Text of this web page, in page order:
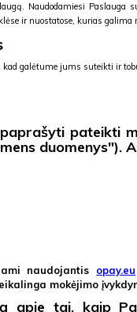
Naudodamiesi
ir nuostatose, kurias
galėtume jums suteikti ir
duomenys").
naudojantis opay.eu
mokėjimo
tai, kaip